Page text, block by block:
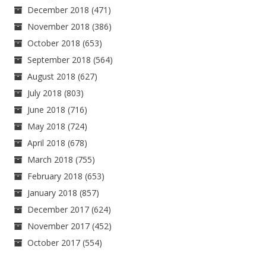
December 2018 (471)
November 2018 (386)
October 2018 (653)
September 2018 (564)
August 2018 (627)
July 2018 (803)
June 2018 (716)
May 2018 (724)
April 2018 (678)
March 2018 (755)
February 2018 (653)
January 2018 (857)
December 2017 (624)
November 2017 (452)
October 2017 (554)